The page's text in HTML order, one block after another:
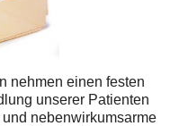
nehmen einen festen
unserer Patienten
nebenwirkumsarme